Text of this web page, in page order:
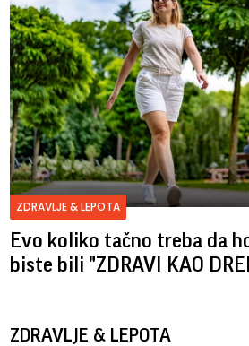
ZDRAVLJE & LEPOTA
Evo koliko tačno treba da
biste bili "ZDRAVI KAO
ZDRAVLJE & LEPOTA